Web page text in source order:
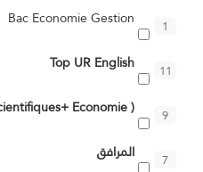
Bac Economie Gestion 1
Top UR English 11
Economie ) 9
المرافق 7